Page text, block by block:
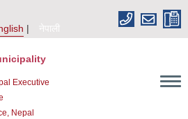
नेपाली
Executive
Nepal